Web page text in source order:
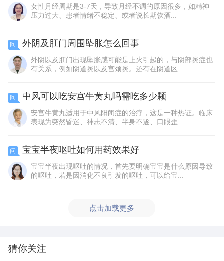
女性月经周期是3-7天，导致月经不调的原因很多，如精神
压力过大、患者情绪不稳定、或者说长期饮酒...
问 外阴及肛门周围坠胀怎么回事
外阴以及肛门出现坠胀感可能是上火引起的，与阴部炎症也
有关系，例如阴道炎以及宫颈炎。还有在阴道区...
问 中风可以吃安宫牛黄丸吗需吃多少颗
安宫牛黄丸适用于中风阳闭症的治疗，这是一种热证。临床
表现为突然昏迷、神志不清、半身不遂、口眼歪...
问 宝宝半夜呕吐如何用药效果好
宝宝半夜出现呕吐的情况，首先要明确宝宝是什么原因导致
的呕吐，若是因消化不良引发的呕吐，可以给宝...
点击加载更多
猜你关注